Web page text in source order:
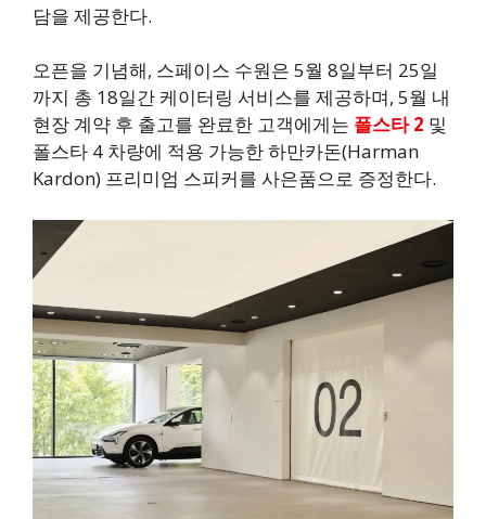
담을 제공한다.
오픈을 기념해, 스페이스 수원은 5월 8일부터 25일
까지 총 18일간 케이터링 서비스를 제공하며, 5월 내
현장 계약 후 출고를 완료한 고객에게는 폴스타 2 및
폴스타 4 차량에 적용 가능한 하만카돈(Harman
Kardon) 프리미엄 스피커를 사은품으로 증정한다.